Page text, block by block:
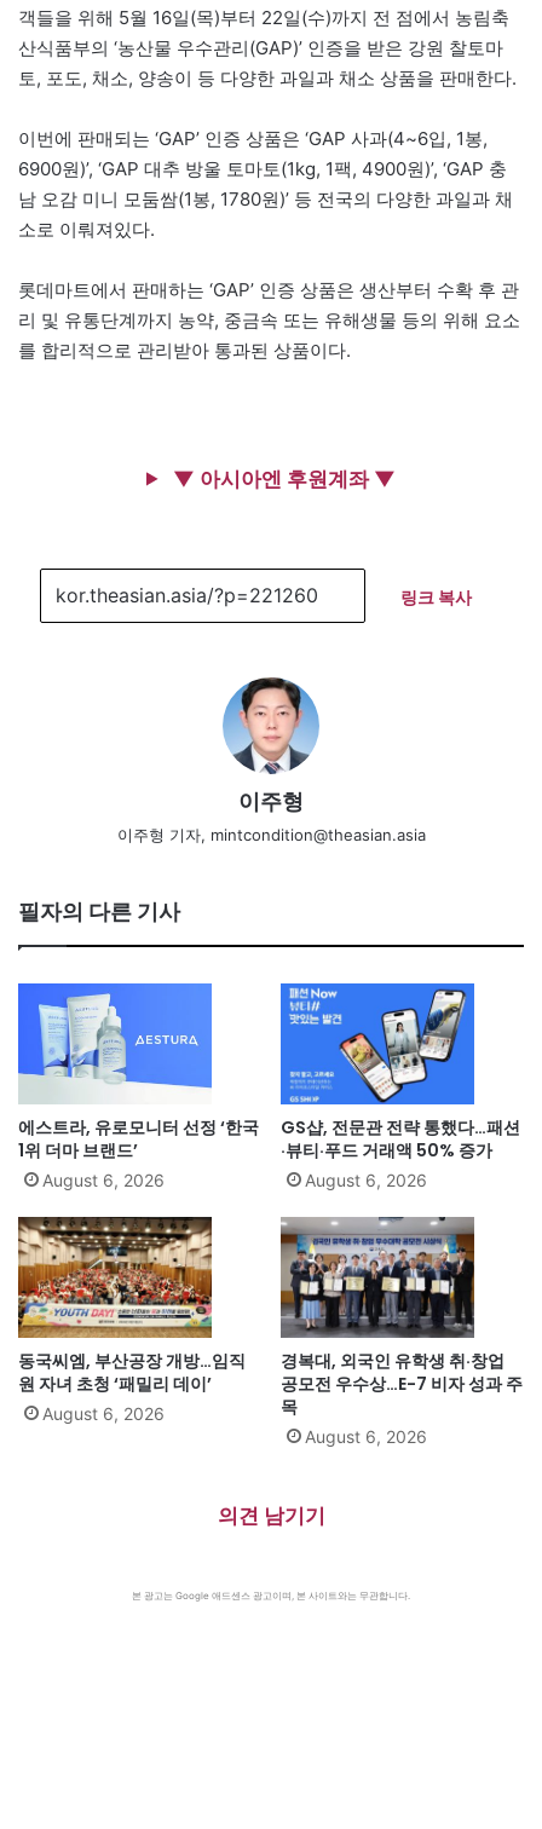
객들을 위해 5월 16일(목)부터 22일(수)까지 전 점에서 농림축
산식품부의 ‘농산물 우수관리(GAP)’ 인증을 받은 강원 찰토마
토, 포도, 채소, 양송이 등 다양한 과일과 채소 상품을 판매한다.
이번에 판매되는 ‘GAP’ 인증 상품은 ‘GAP 사과(4~6입, 1봉,
6900원)’, ‘GAP 대추 방울 토마토(1kg, 1팩, 4900원)’, ‘GAP 충
남 오감 미니 모둠쌈(1봉, 1780원)’ 등 전국의 다양한 과일과 채
소로 이뤄져있다.
롯데마트에서 판매하는 ‘GAP’ 인증 상품은 생산부터 수확 후 관
리 및 유통단계까지 농약, 중금속 또는 유해생물 등의 위해 요소
를 합리적으로 관리받아 통과된 상품이다.
▼ 아시아엔 후원계좌 ▼
링크 복사
이주형
이주형 기자, mintcondition@theasian.asia
필자의 다른 기사
에스트라, 유로모니터 선정 ‘한국
1위 더마 브랜드’
August 6, 2026
GS샵, 전문관 전략 통했다…패션
·뷰티·푸드 거래액 50% 증가
August 6, 2026
동국씨엠, 부산공장 개방…임직
원 자녀 초청 ‘패밀리 데이’
August 6, 2026
경복대, 외국인 유학생 취·창업
공모전 우수상…E-7 비자 성과 주
목
August 6, 2026
의견 남기기
본 광고는 Google 애드센스 광고이며, 본 사이트와는 무관합니다.